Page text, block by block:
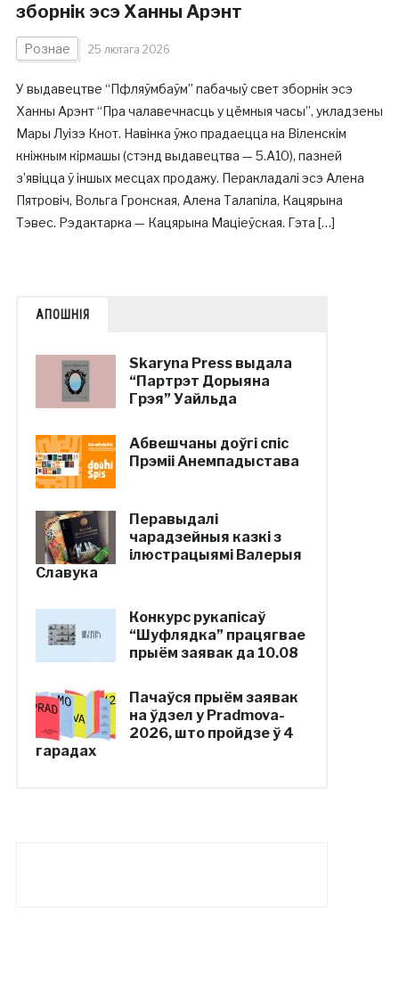
зборнік эсэ Ханны Арэнт
Рознае 25 лютага 2026
У выдавецтве “Пфляўмбаўм” пабачыў свет зборнік эсэ
Ханны Арэнт “Пра чалавечнасць у цёмныя часы”, укладзены
Мары Луізэ Кнот. Навінка ўжо прадаецца на Віленскім
кніжным кірмашы (стэнд выдавецтва — 5.A10), пазней
з’явіцца ў іншых месцах продажу. Перакладалі эсэ Алена
Пятровіч, Вольга Гронская, Алена Талапіла, Кацярына
Тэвес. Рэдактарка — Кацярына Маціеўская. Гэта […]
АПОШНІЯ
Skaryna Press выдала
“Партрэт Дорыяна
Грэя” Уайльда
Абвешчаны доўгі спіс
Прэміі Анемпадыстава
Перавыдалі
чарадзейныя казкі з
ілюстрацыямі Валерыя
Славука
Конкурс рукапісаў
“Шуфлядка” працягвае
прыём заявак да 10.08
Пачаўся прыём заявак
на ўдзел у Pradmova-
2026, што пройдзе ў 4
гарадах